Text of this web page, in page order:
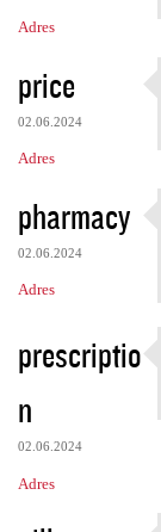
Adres
price
02.06.2024
Adres
pharmacy
02.06.2024
Adres
prescriptio
n
02.06.2024
Adres